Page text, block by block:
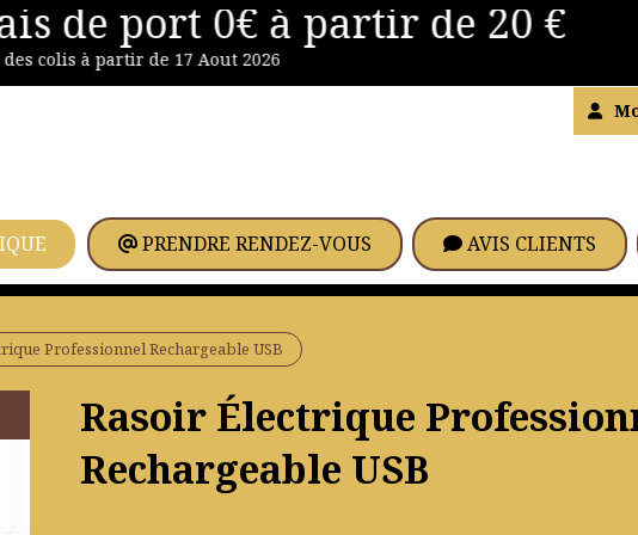
de port 0€ à partir de 20 €
colis à partir de 17 Aout 2026
PRENDRE RENDEZ-VOUS AVIS CLIENTS
Professionnel Rechargeable USB
Rasoir Électrique
Rechargeable USB